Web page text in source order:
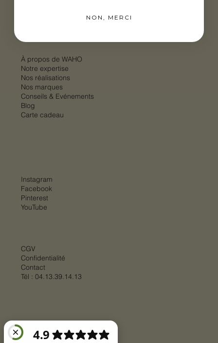
À propos de WAHO
Notre expertise
Nos réalisations
Nos marques
Conseils & Evénements
Blog
Carte cadeau
CGV
Confidentialité
Contact
Tél : 04.13.39.14.13
Instagram
Facebook
Pinterest
YouTube
© 2025 parBIGSTEP
NON, MERCI